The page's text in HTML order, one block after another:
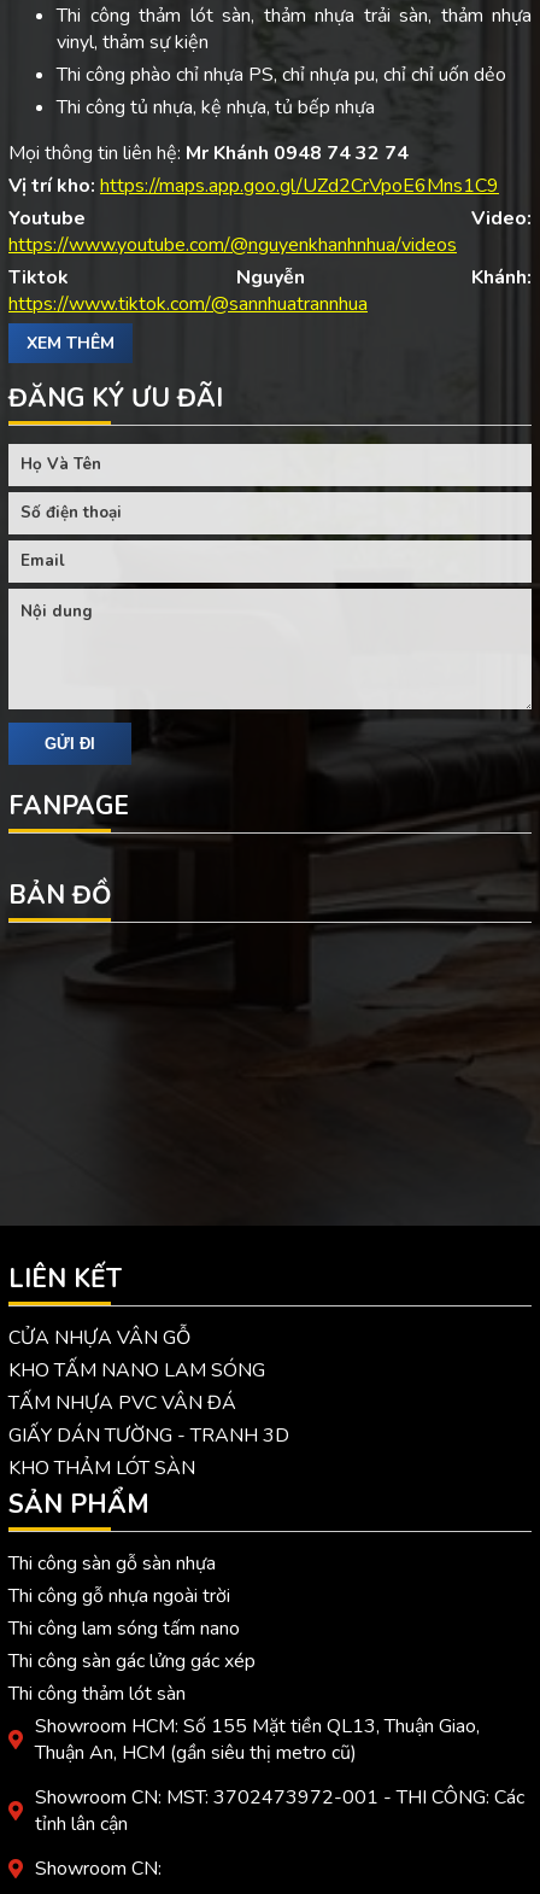
Thi công thảm lót sàn, thảm nhựa trải sàn, thảm nhựa
vinyl, thảm sự kiện
Thi công phào chỉ nhựa PS, chỉ nhựa pu, chỉ chỉ uốn dẻo
Thi công tủ nhựa, kệ nhựa, tủ bếp nhựa
Mọi thông tin liên hệ: Mr Khánh 0948 74 32 74
Vị trí kho: https://maps.app.goo.gl/UZd2CrVpoE6Mns1C9
Youtube Video:
https://www.youtube.com/@nguyenkhanhnhua/videos
Tiktok Nguyễn Khánh:
https://www.tiktok.com/@sannhuatrannhua
XEM THÊM
ĐĂNG KÝ ƯU ĐÃI
FANPAGE
BẢN ĐỒ
LIÊN KẾT
CỬA NHỰA VÂN GỖ
KHO TẤM NANO LAM SÓNG
TẤM NHỰA PVC VÂN ĐÁ
GIẤY DÁN TƯỜNG - TRANH 3D
KHO THẢM LÓT SÀN
SẢN PHẨM
Thi công sàn gỗ sàn nhựa
Thi công gỗ nhựa ngoài trời
Thi công lam sóng tấm nano
Thi công sàn gác lửng gác xép
Thi công thảm lót sàn
Showroom HCM: Số 155 Mặt tiền QL13, Thuận Giao,
Thuận An, HCM (gần siêu thị metro cũ)
Showroom CN: MST: 3702473972-001 - THI CÔNG: Các
tỉnh lân cận
Showroom CN: